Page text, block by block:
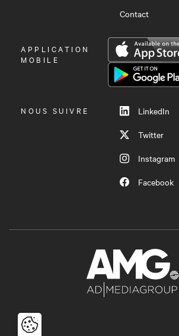
Contact
OUVRIR
LE
APPLICATION
MOBILE
NOUS SUIVRE
LinkedIn
Twitter
Instagram
Facebook